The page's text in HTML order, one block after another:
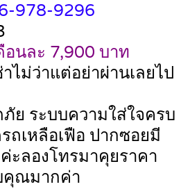
978-9296
อนละ 7,900 บาท
ไม่ว่าแต่อย่าผ่านเลยไป
ย ระบบความใส่ใจครบ
ถเหลือเฟือ ปากซอยมี
ะลองโทรมาคุยราคา
คุณมากค่า